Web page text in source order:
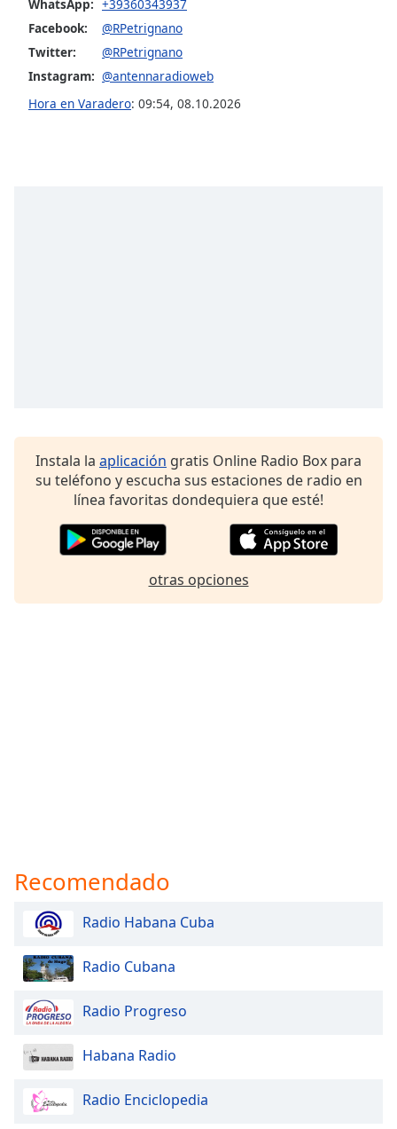
Opacity
Area
Family
Reset
WhatsApp: +39360343937
Facebook:
@RPetrignano
Twitter:
@RPetrignano
Instagram: @antennaradioweb
Hora en Varadero: 09:54, 08.10.2026
Instala la aplicación gratis Online Radio Box para
su teléfono y escucha sus estaciones de radio en
línea favoritas dondequiera que esté!
otras opciones
Recomendado
Radio Habana Cuba
Radio Cubana
Radio Progreso
Habana Radio
Radio Enciclopedia